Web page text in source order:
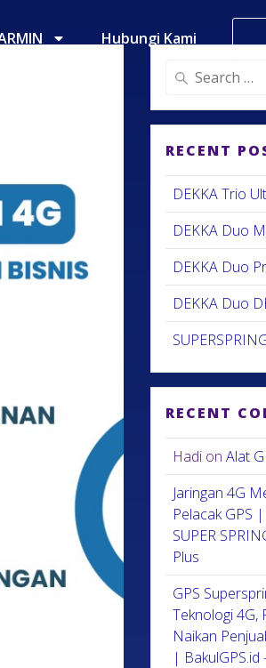
Hubungi Kami
RECENT
DEKKA Trio
DEKKA Duo
DEKKA Duo
DEKKA Duo
RECENT
Hadi onAlat
Jaringan 4G
Pelacak GPS
SUPER
Plus
GPS
Teknologi 4G,
Naikan
| BakulGPS.id